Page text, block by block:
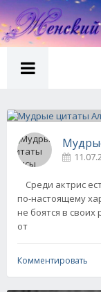
Среди актрис
по-настоящему
не боятся в
от
Комментировать